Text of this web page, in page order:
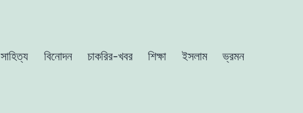
বিনোদন চাকরির-খবর শিক্ষা ইসলাম ভ্রমন